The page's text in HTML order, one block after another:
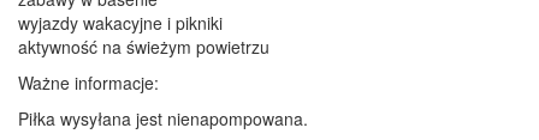
wyjazdy wakacyjne i pikniki
aktywność na świeżym powietrzu
Ważne informacje:
Piłka wysyłana jest nienapompowana.